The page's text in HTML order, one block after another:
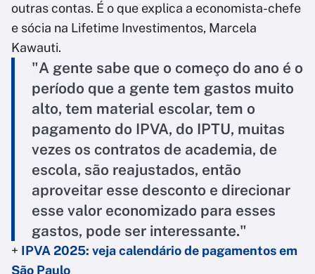
outras contas. É o que explica a economista-chefe
e sócia na Lifetime Investimentos, Marcela
Kawauti.
"A gente sabe que o começo do ano é o
período que a gente tem gastos muito
alto, tem material escolar, tem o
pagamento do IPVA, do IPTU, muitas
vezes os contratos de academia, de
escola, são reajustados, então
aproveitar esse desconto e direcionar
esse valor economizado para esses
gastos, pode ser interessante."
+ IPVA 2025: veja calendário de pagamentos em
São Paulo